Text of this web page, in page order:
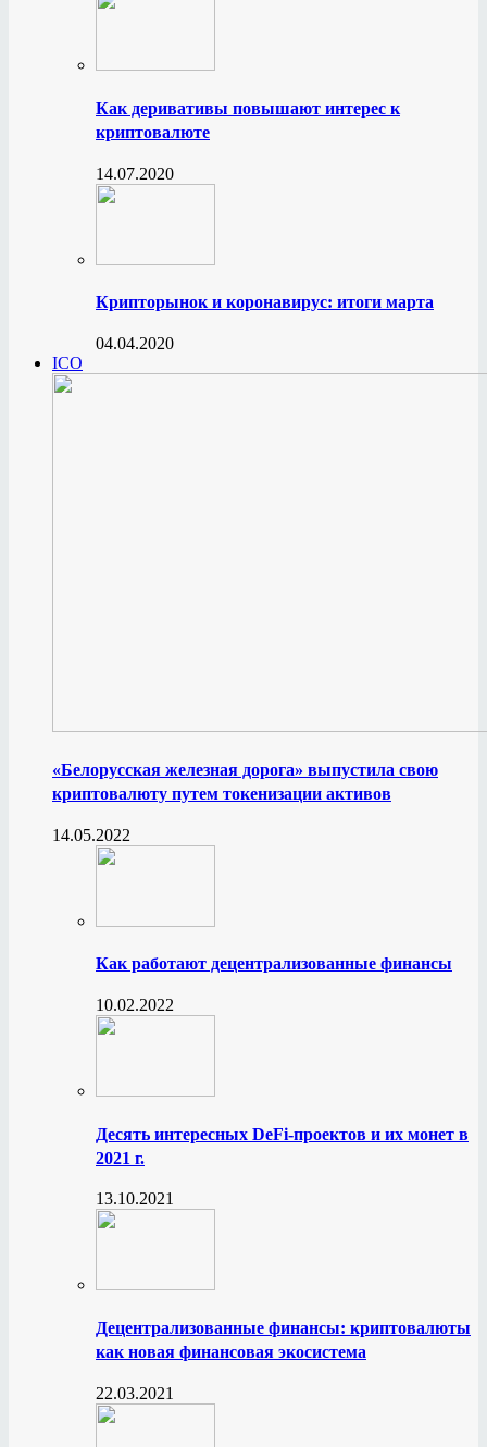
Как деривативы повышают интерес к
криптовалюте
14.07.2020
Крипторынок и коронавирус: итоги марта
04.04.2020
ICO
«Белорусская железная дорога» выпустила свою
криптовалюту путем токенизации активов
14.05.2022
Как работают децентрализованные финансы
10.02.2022
Десять интересных DeFi-проектов и их монет в
2021 г.
13.10.2021
Децентрализованные финансы: криптовалюты
как новая финансовая экосистема
22.03.2021